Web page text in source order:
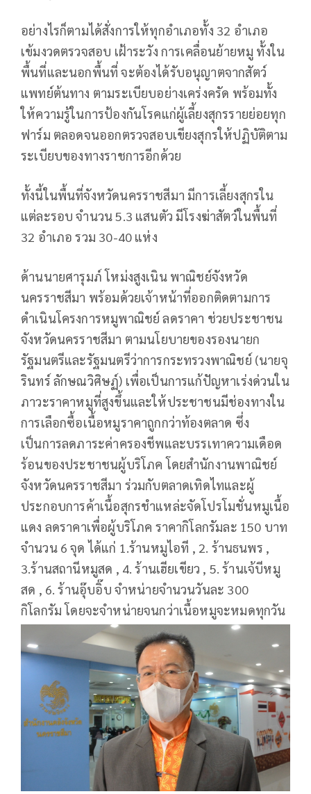
อย่างไรก็ตามได้สั่งการให้ทุกอำเภอทั้ง 32 อำเภอ
เข้มงวดตรวจสอบ เฝ้าระวัง การเคลื่อนย้ายหมู ทั้งใน
พื้นที่และนอกพื้นที่ จะต้องได้รับอนุญาตจากสัตว์
แพทย์ต้นทาง ตามระเบียบอย่างเคร่งครัด พร้อมทั้ง
ให้ความรู้ในการป้องกันโรคแก่ผู้เลี้ยงสุกรรายย่อยทุก
ฟาร์ม ตลอดจนออกตรวจสอบเขียงสุกรให้ปฏิบัติตาม
ระเบียบของทางราชการอีกด้วย
ทั้งนี้ในพื้นที่จังหวัดนครราชสีมา มีการเลี้ยงสุกรใน
แต่ละรอบ จำนวน 5.3 แสนตัว มีโรงฆ่าสัตว์ในพื้นที่
32 อำเภอ รวม 30-40 แห่ง
ด้านนายศารุมภ์ โหม่งสูงเนิน พาณิชย์จังหวัด
นครราชสีมา พร้อมด้วยเจ้าหน้าที่ออกติดตามการ
ดำเนินโครงการหมูพาณิชย์ ลดราคา ช่วยประชาชน
จังหวัดนครราชสีมา ตามนโยบายของรองนายก
รัฐมนตรีและรัฐมนตรีว่าการกระทรวงพาณิชย์ (นายจุ
รินทร์ ลักษณวิศิษฏ์) เพื่อเป็นการแก้ปัญหาเร่งด่วนใน
ภาวะราคาหมูที่สูงขึ้นและให้ประชาชนมีช่องทางใน
การเลือกซื้อเนื้อหมูราคาถูกกว่าท้องตลาด ซึ่ง
เป็นการลดภาระค่าครองชีพและบรรเทาความเดือด
ร้อนของประชาชนผู้บริโภค โดยสำนักงานพาณิชย์
จังหวัดนครราชสีมา ร่วมกับตลาดเทิดไทและผู้
ประกอบการค้าเนื้อสุกรชำแหล่ะจัดโปรโมชั่นหมูเนื้อ
แดง ลดราคาเพื่อผู้บริโภค ราคากิโลกรัมละ 150 บาท
จำนวน 6 จุด ได้แก่ 1.ร้านหมูไอที , 2. ร้านธนพร ,
3.ร้านสถานีหมูสด , 4. ร้านเฮียเขียว , 5. ร้านเจ้บีหมู
สด , 6. ร้านอุ๊บอิ๊บ จำหน่ายจำนวนวันละ 300
กิโลกรัม โดยจะจำหน่ายจนกว่าเนื้อหมูจะหมดทุกวัน